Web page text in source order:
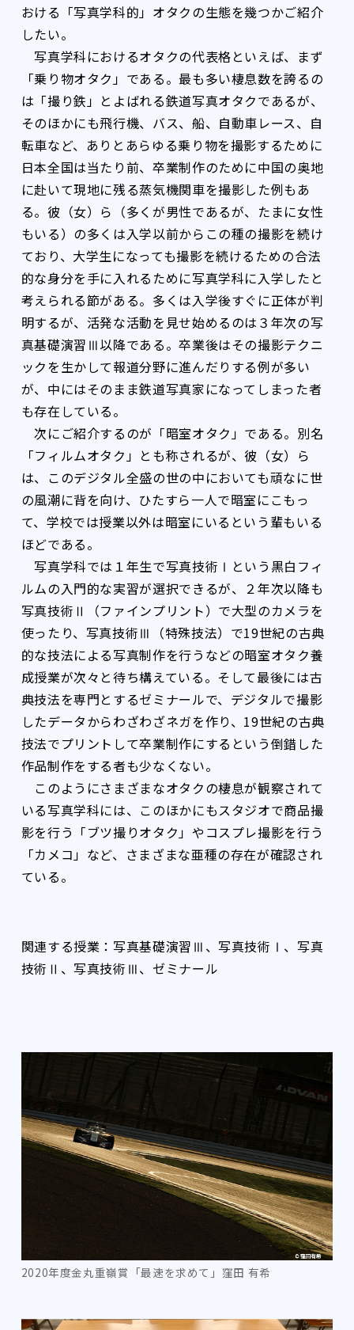
おける「写真学科的」オタクの生態を幾つかご紹介
したい。
写真学科におけるオタクの代表格といえば、まず
「乗り物オタク」である。最も多い棲息数を誇るの
は「撮り鉄」とよばれる鉄道写真オタクであるが、
そのほかにも飛行機、バス、船、自動車レース、自
転車など、ありとあらゆる乗り物を撮影するために
日本全国は当たり前、卒業制作のために中国の奥地
に赴いて現地に残る蒸気機関車を撮影した例もあ
る。彼（女）ら（多くが男性であるが、たまに女性
もいる）の多くは入学以前からこの種の撮影を続け
ており、大学生になっても撮影を続けるための合法
的な身分を手に入れるために写真学科に入学したと
考えられる節がある。多くは入学後すぐに正体が判
明するが、活発な活動を見せ始めるのは３年次の写
真基礎演習Ⅲ以降である。卒業後はその撮影テクニ
ックを生かして報道分野に進んだりする例が多い
が、中にはそのまま鉄道写真家になってしまった者
も存在している。
次にご紹介するのが「暗室オタク」である。別名
「フィルムオタク」とも称されるが、彼（女）ら
は、このデジタル全盛の世の中においても頑なに世
の風潮に背を向け、ひたすら一人で暗室にこもっ
て、学校では授業以外は暗室にいるという輩もいる
ほどである。
写真学科では１年生で写真技術Ⅰという黒白フィ
ルムの入門的な実習が選択できるが、２年次以降も
写真技術Ⅱ（ファインプリント）で大型のカメラを
使ったり、写真技術Ⅲ（特殊技法）で19世紀の古典
的な技法による写真制作を行うなどの暗室オタク養
成授業が次々と待ち構えている。そして最後には古
典技法を専門とするゼミナールで、デジタルで撮影
したデータからわざわざネガを作り、19世紀の古典
技法でプリントして卒業制作にするという倒錯した
作品制作をする者も少なくない。
このようにさまざまなオタクの棲息が観察されて
いる写真学科には、このほかにもスタジオで商品撮
影を行う「ブツ撮りオタク」やコスプレ撮影を行う
「カメコ」など、さまざまな亜種の存在が確認され
ている。
関連する授業：写真基礎演習Ⅲ、写真技術Ⅰ、写真
技術Ⅱ、写真技術Ⅲ、ゼミナール
2020年度金丸重嶺賞「最速を求めて」窪田 有希